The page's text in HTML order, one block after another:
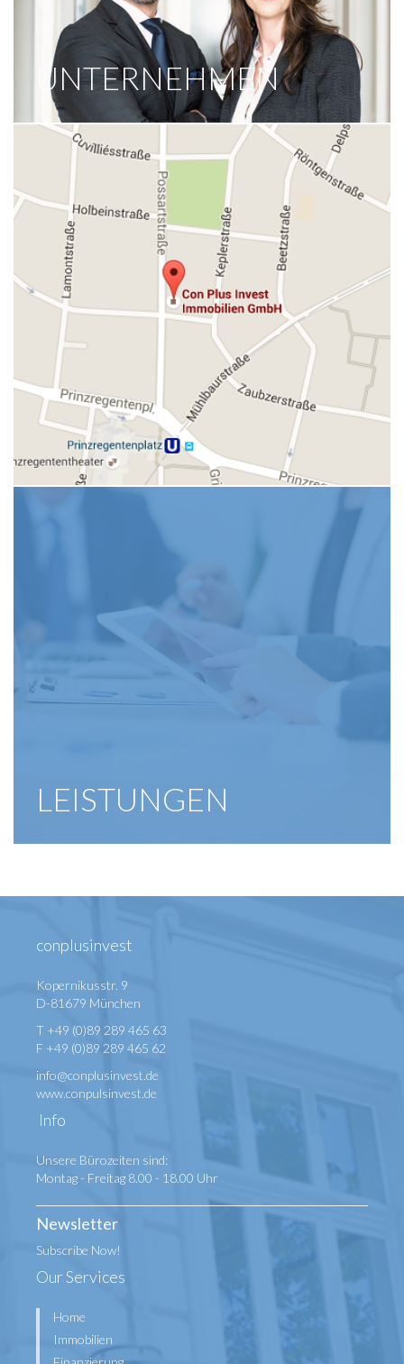
UNTERNEHMEN
LEISTUNGEN
conplusinvest
Kopernikusstr. 9
D-81679 München
T +49 (0)89 289 465 63
F +49 (0)89 289 465 62
info@conplusinvest.de
www.conpulsinvest.de
Info
Unsere Bürozeiten sind:
Montag - Freitag 8.00 - 18.00 Uhr
Newsletter
Subscribe Now!
Our Services
Home
Immobilien